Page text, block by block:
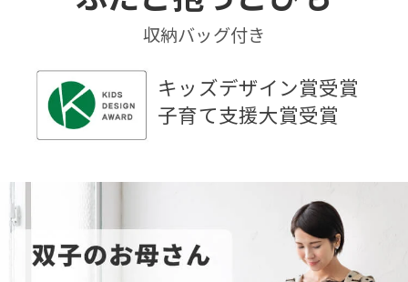
収納バッグ付き
キッズデザイン賞受賞
子育て支援大賞受賞